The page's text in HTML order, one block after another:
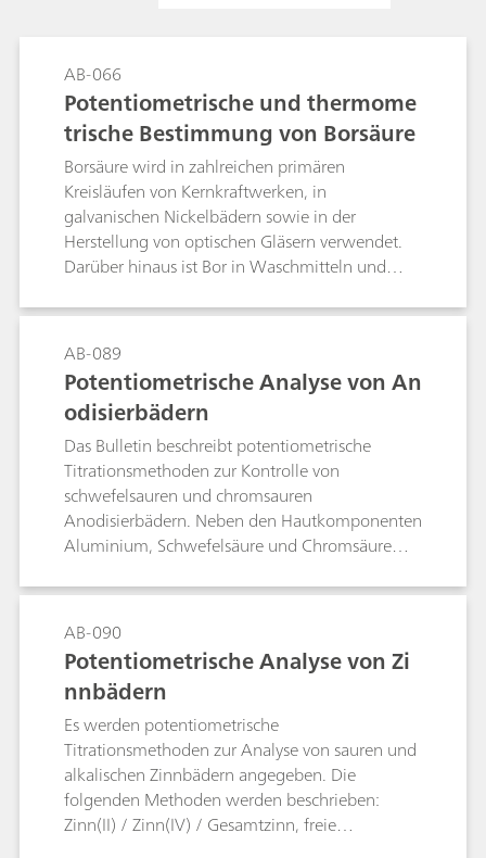
AB-066
Potentiometrische und thermome
trische Bestimmung von Borsäure
Borsäure wird in zahlreichen primären
Kreisläufen von Kernkraftwerken, in
galvanischen Nickelbädern sowie in der
Herstellung von optischen Gläsern verwendet.
Darüber hinaus ist Bor in Waschmitteln und
beschreibt die Bestimmung von Borsäure,
einmal mittels potentiometrischer und das
andere Mal mittels thermometrischer Titration.
Die Methode eignet sich auch zur Bestimmung
anderer Borverbindungen, sofern ein saurer
Aufschluss der Analyse vorangeht.
AB-089
Potentiometrische Analyse von An
odisierbädern
Das Bulletin beschreibt potentiometrische
Titrationsmethoden zur Kontrolle von
schwefelsauren und chromsauren
Anodisierbädern. Neben den Hautkomponenten
Aluminium, Schwefelsäure und Chromsäure
bestimmt.
AB-090
Potentiometrische Analyse von Zi
nnbädern
Es werden potentiometrische
Titrationsmethoden zur Analyse von sauren und
alkalischen Zinnbädern angegeben. Die
folgenden Methoden werden beschrieben:
Zinn(II) / Zinn(IV) / Gesamtzinn, freie